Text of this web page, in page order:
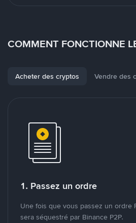
COMMENT FONCTIONNE
Acheter des cryptos Vendre des
1. Passez un ordre
Une fois que vous passez un ordre
sera séquestré par Binance P2P.